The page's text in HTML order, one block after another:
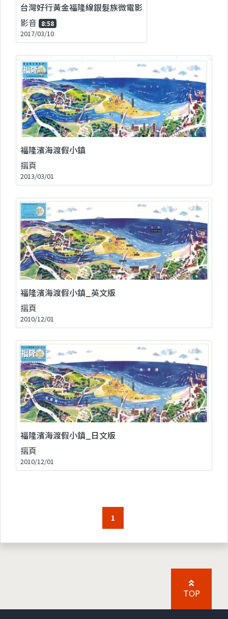
台灣好行黃金福隆線銀髮族微電影
影音 8:58
2017/03/10
福隆濱海渡假小鎮
摺頁
2013/03/01
福隆濱海渡假小鎮_英文版
摺頁
2010/12/01
福隆濱海渡假小鎮_日文版
摺頁
2010/12/01
1
TOP